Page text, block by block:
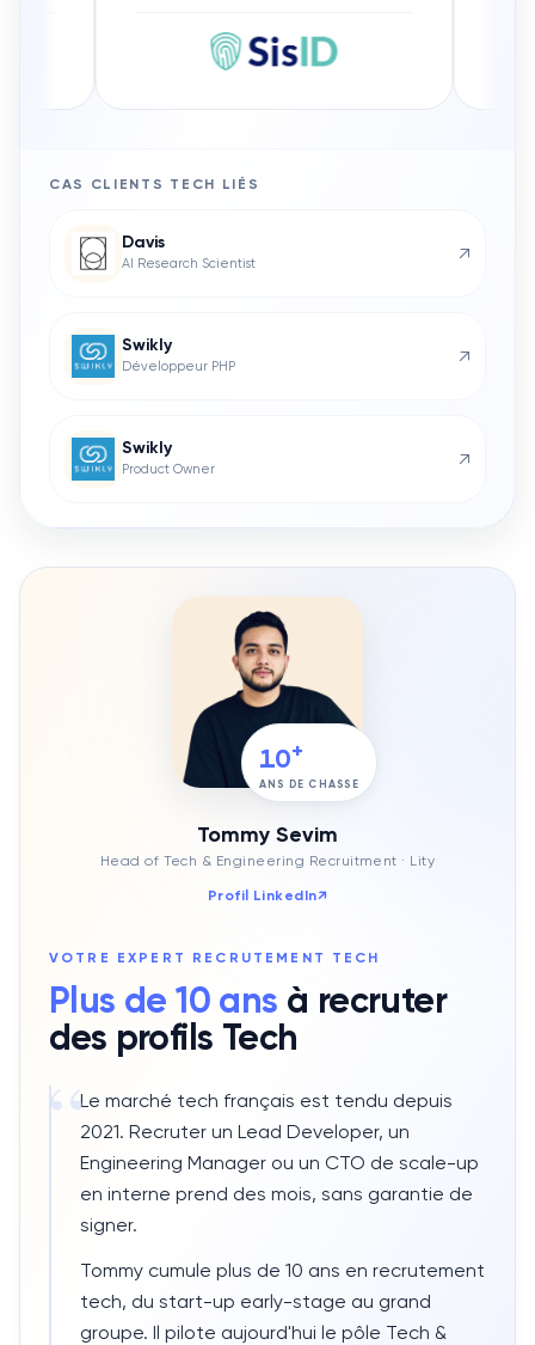
CAS CLIENTS TECH LIÉS
Davis
AI Research Scientist ↗
Swikly
Développeur PHP ↗
Swikly
Product Owner ↗
10+
ANS DE CHASSE
Tommy Sevim
Head of Tech & Engineering Recruitment · Lity
Profil LinkedIn↗
VOTRE EXPERT RECRUTEMENT TECH
Plus de 10 ans à recruter
des profils Tech
“Le marché tech français est tendu depuis
2021. Recruter un Lead Developer, un
Engineering Manager ou un CTO de scale-up
en interne prend des mois, sans garantie de
signer.
Tommy cumule plus de 10 ans en recrutement
tech, du start-up early-stage au grand
groupe. Il pilote aujourd'hui le pôle Tech &